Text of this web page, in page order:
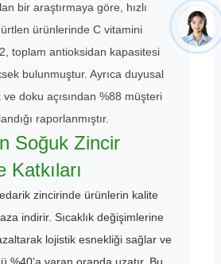
bir araştırmaya göre, hızlı
ürünlerinde C vitamini
toplam antioksidan kapasitesi
bulunmuştur. Ayrıca duyusal
doku açısından %88 müşteri
raporlanmıştır.
Soğuk Zincir
Katkıları
zincirinde ürünlerin kalite
indirir. Sıcaklık değişimlerine
lojistik esnekliği sağlar ve